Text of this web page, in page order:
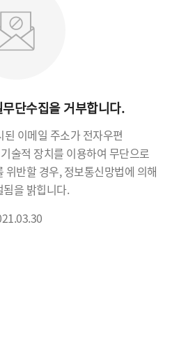
단수집을 거부합니다.
이메일 주소가 전자우편
술적 장치를 이용하여 무단으로
위반할 경우, 정보통신망법에 의해
을 밝힙니다.